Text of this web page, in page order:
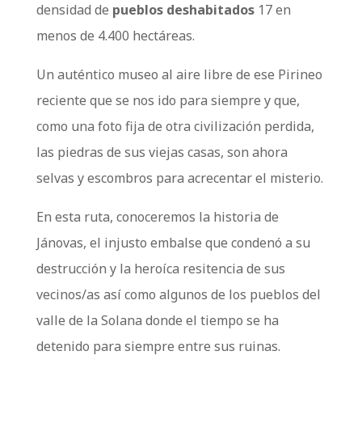
densidad de pueblos deshabitados17 en
menos de 4.400 hectáreas.
Un auténtico museo al aire libre de ese Pirineo
reciente que se nos ido para siempre y que,
como una foto fija de otra civilización perdida,
las piedras de sus viejas casas, son ahora
selvas y escombros para acrecentar el misterio.
En esta ruta, conoceremos la historia de
Jánovas, el injusto embalse que condenó a su
destrucción y la heroíca resitencia de sus
vecinos/as así como algunos de los pueblos del
valle de la Solana donde el tiempo se ha
detenido para siempre entre sus ruinas.